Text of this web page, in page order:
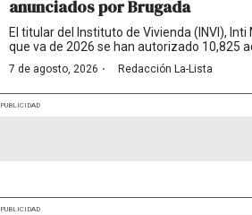
anunciados por Brugada
El titular del Instituto de Vivienda (INVI),
que va de 2026 se han autorizado 10,825
7 de agosto, 2026 · Redacción La-Lista
PUBLICIDAD
PUBLICIDAD